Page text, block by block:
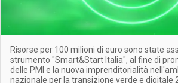
Risorse per 100 milioni di euro sono state
strumento "Smart&Start Italia", al fine di
delle PMI e la nuova imprenditorialità
nazionale per la transizione verde e digitale